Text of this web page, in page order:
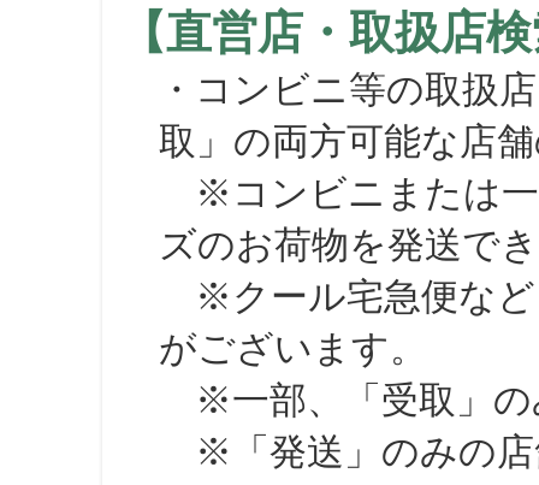
【直営店・取扱店
・コンビニ等の取扱
取」の両方可能な店
※コンビニまたは一
ズのお荷物を発送で
※クール宅急便など
がございます。
※一部、「受取」の
※「発送」のみの店